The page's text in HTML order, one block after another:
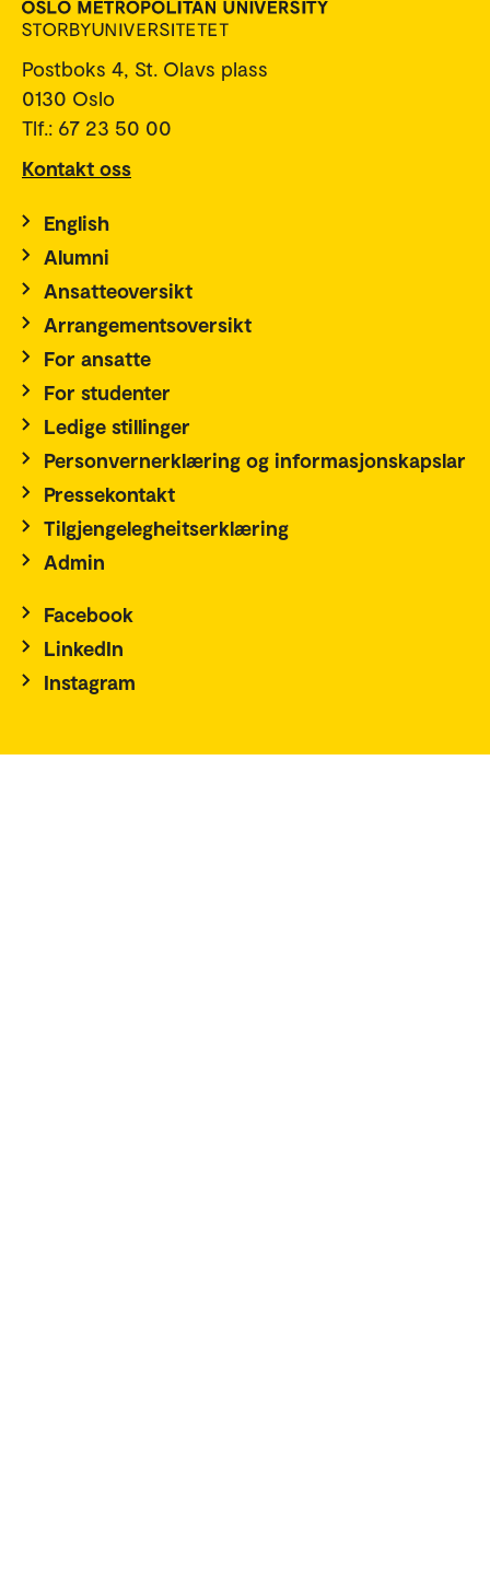
Postboks 4, St. Olavs plass
0130 Oslo
Tlf.: 67 23 50 00
Kontakt oss
English
Alumni
Ansatteoversikt
Arrangementsoversikt
For ansatte
For studenter
Ledige stillinger
Personvernerklæring og informasjonskapslar
Pressekontakt
Tilgjengelegheitserklæring
Admin
Facebook
LinkedIn
Instagram